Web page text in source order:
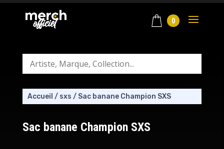
0
Accueil / sxs / Sac banane Champion SXS
Sac banane Champion SXS